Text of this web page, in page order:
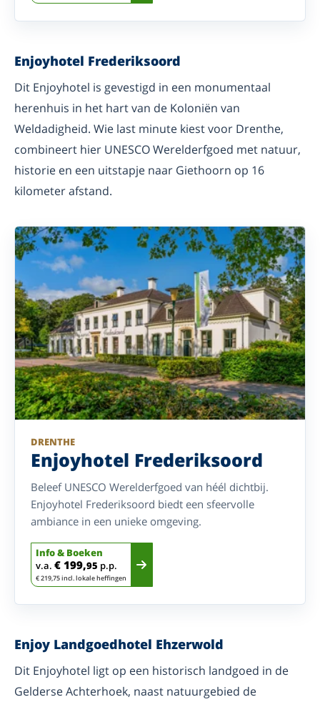
Enjoyhotel Frederiksoord
Dit Enjoyhotel is gevestigd in een monumentaal
herenhuis in het hart van de Koloniën van
Weldadigheid. Wie last minute kiest voor Drenthe,
combineert hier UNESCO Werelderfgoed met natuur,
historie en een uitstapje naar Giethoorn op 16
kilometer afstand.
DRENTHE
Enjoyhotel Frederiksoord
Beleef UNESCO Werelderfgoed van héél dichtbij.
Enjoyhotel Frederiksoord biedt een sfeervolle
ambiance in een unieke omgeving.
Info & Boeken
v.a. € 199,95 p.p.
€ 219,75 incl. lokale heffingen
Enjoy Landgoedhotel Ehzerwold
Dit Enjoyhotel ligt op een historisch landgoed in de
Gelderse Achterhoek, naast natuurgebied de